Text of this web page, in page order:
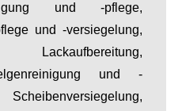
und -pflege,
und -versiegelung,
Lackaufbereitung,
und -